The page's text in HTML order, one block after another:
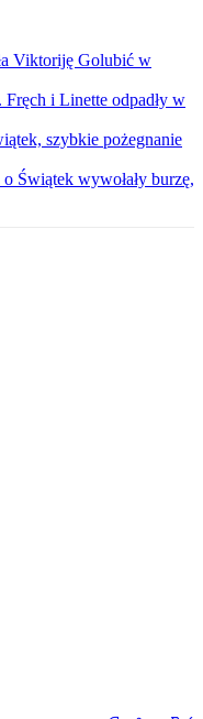
Viktoriję Golubić w
i Linette odpadły w
szybkie pożegnanie
Świątek wywołały burzę,